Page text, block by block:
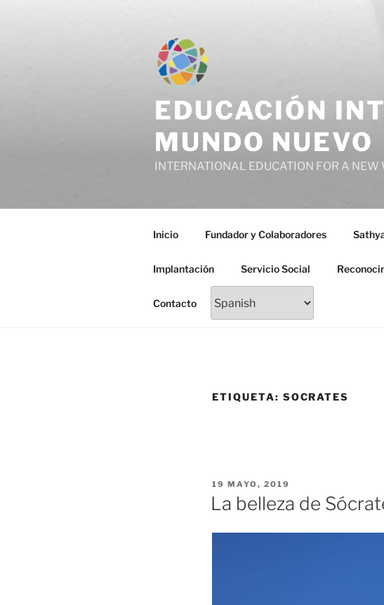
EDUCACIÓN
MUNDO NUEVO
INTERNATIONAL EDUCATION FOR A NEW
Inicio Fundador y Colaboradores
Implantación Servicio Social
Contacto
ETIQUETA: SOCRATES
PUBLICADO
EL
19 MAYO, 2019
La belleza de